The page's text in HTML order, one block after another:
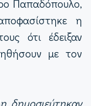
Παπαδόπουλο,
η
ότι έδειξαν
με τoν